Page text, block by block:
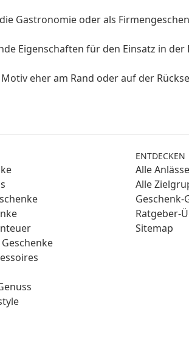
Gastronomie oder als
Eigenschaften für den Einsatz in der
eher am Rand oder auf der
ENTDECKEN
Alle Anlässe
Alle
Geschenk-
Ratgeber-
Sitemap